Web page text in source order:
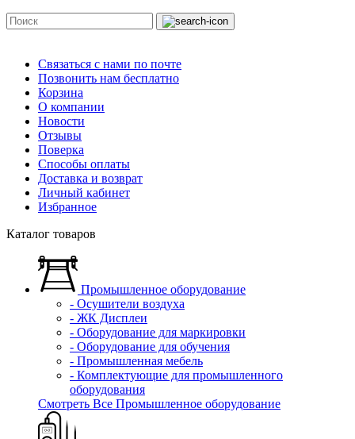
Связаться с нами по почте
Позвонить нам бесплатно
Корзина
О компании
Новости
Отзывы
Поверка
Способы оплаты
Доставка и возврат
Личный кабинет
Избранное
Каталог товаров
Промышленное оборудование
- Осушители воздуха
- ЖК Дисплеи
- Оборудование для маркировки
- Оборудование для обучения
- Промышленная мебель
- Комплектующие для промышленного
оборудования
Смотреть Все Промышленное оборудование